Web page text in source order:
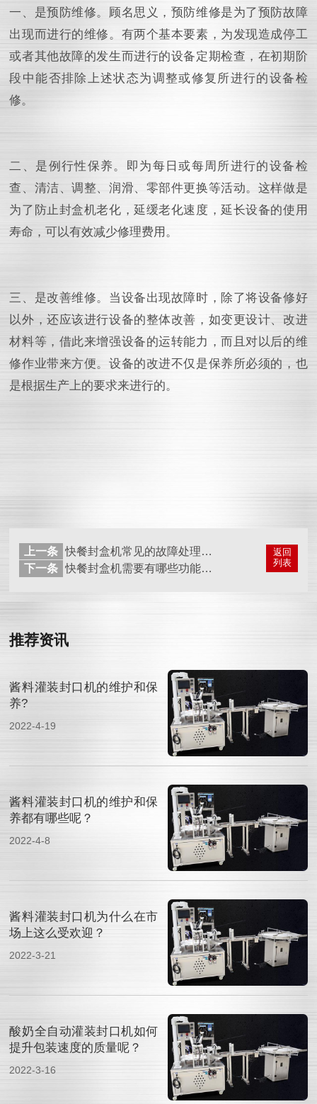
一、是预防维修。顾名思义，预防维修是为了预防故障
出现而进行的维修。有两个基本要素，为发现造成停工
或者其他故障的发生而进行的设备定期检查，在初期阶
段中能否排除上述状态为调整或修复所进行的设备检
修。
二、是例行性保养。即为每日或每周所进行的设备检
查、清洁、调整、润滑、零部件更换等活动。这样做是
为了防止封盒机老化，延缓老化速度，延长设备的使用
寿命，可以有效减少修理费用。
三、是改善维修。当设备出现故障时，除了将设备修好
以外，还应该进行设备的整体改善，如变更设计、改进
材料等，借此来增强设备的运转能力，而且对以后的维
修作业带来方便。设备的改进不仅是保养所必须的，也
是根据生产上的要求来进行的。
返回
列表
上一条
快餐封盒机常见的故障处理方法都有哪些呢？
下一条
快餐封盒机需要有哪些功能呢？
推荐资讯
酱料灌装封口机的维护和保
养?
2022-4-19
酱料灌装封口机的维护和保
养都有哪些呢？
2022-4-8
酱料灌装封口机为什么在市
场上这么受欢迎？
2022-3-21
酸奶全自动灌装封口机如何
提升包装速度的质量呢？
2022-3-16